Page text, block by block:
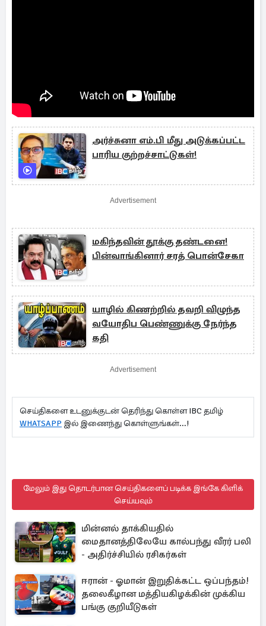
அர்ச்சுனா எம்.பி மீது அடுக்கப்பட்ட
பாரிய குற்றச்சாட்டுகள்!
Advertisement
மகிந்தவின் தூக்கு தண்டனை!
பின்வாங்கினார் சரத் பொன்சேகா
யாழில் கிணற்றில் தவறி விழுந்த
வயோதிப பெண்ணுக்கு நேர்ந்த
கதி
Advertisement
செய்திகளை உடனுக்குடன் தெரிந்து கொள்ள IBC தமிழ்
WHATSAPP இல் இணைந்து கொள்ளுங்கள்...!
மேலும் இது தொடர்பான செய்திகளைப் படிக்க இங்கே கிளிக்
செய்யவும்
மின்னல் தாக்கியதில்
மைதானத்திலேயே கால்பந்து வீரர் பலி
- அதிர்ச்சியில் ரசிகர்கள்
ஈரான் - ஓமான் இறுதிக்கட்ட ஒப்பந்தம்!
தலைகீழான மத்தியகிழக்கின் முக்கிய
பங்கு குறியீடுகள்